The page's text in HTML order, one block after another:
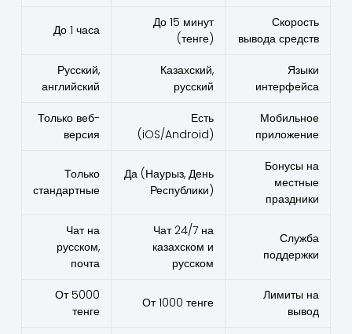
Скорость
вывода средств
До 15 минут
(тенге)
До 1 часа
Языки
интерфейса
Казахский,
русский
Русский,
английский
Мобильное
приложение
Есть
(iOS/Android)
Только веб-
версия
Бонусы на
местные
праздники
Да (Наурыз, День
Республики)
Только
стандартные
Служба
поддержки
Чат 24/7 на
казахском и
русском
Чат на
русском,
почта
Лимиты на
вывод
От 1000 тенге
От 5000
тенге